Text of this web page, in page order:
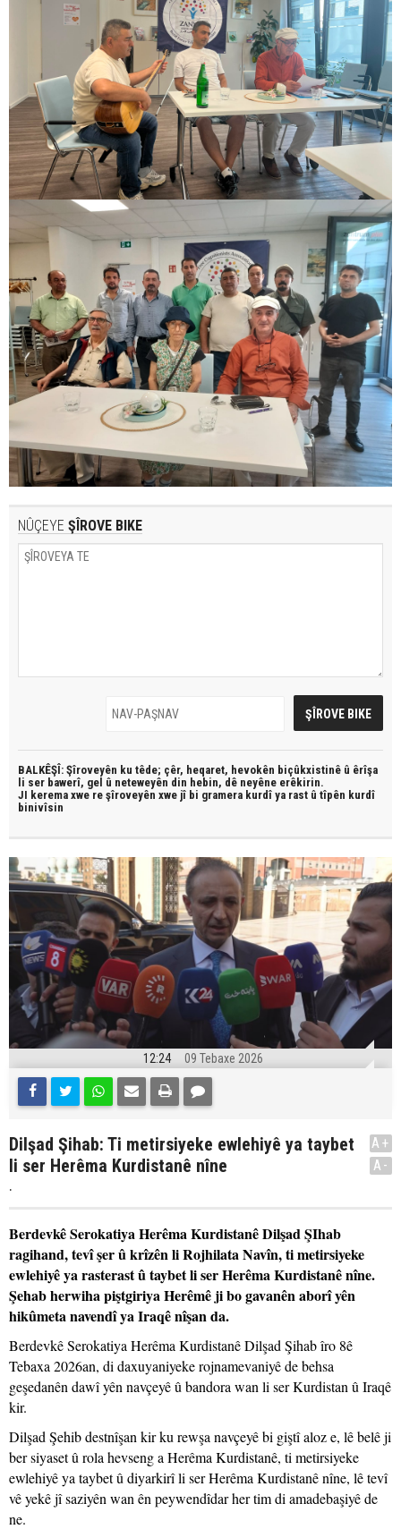
NÛÇEYE ŞÎROVE BIKE
BALKÊŞÎ: Şîroveyên ku têde; çêr, heqaret, hevokên biçûkxistinê û êrîşa
li ser bawerî, gel û neteweyên din hebin, dê neyêne erêkirin.
JI kerema xwe re şîroveyên xwe jî bi gramera kurdî ya rast û tîpên kurdî
binivîsin
12:24 09 Tebaxe 2026
Dilşad Şihab: Ti metirsiyeke ewlehiyê ya taybet
li ser Herêma Kurdistanê nîne
.
A+
A-
Berdevkê Serokatiya Herêma Kurdistanê Dilşad ŞIhab
ragihand, tevî şer û krîzên li Rojhilata Navîn, ti metirsiyeke
ewlehiyê ya rasterast û taybet li ser Herêma Kurdistanê nîne.
Şehab herwiha piştgiriya Herêmê ji bo gavanên aborî yên
hikûmeta navendî ya Iraqê nîşan da.
Berdevkê Serokatiya Herêma Kurdistanê Dilşad Şihab îro 8ê
Tebaxa 2026an, di daxuyaniyeke rojnamevaniyê de behsa
geşedanên dawî yên navçeyê û bandora wan li ser Kurdistan û Iraqê
kir.
Dilşad Şehib destnîşan kir ku rewşa navçeyê bi giştî aloz e, lê belê ji
ber siyaset û rola hevseng a Herêma Kurdistanê, ti metirsiyeke
ewlehiyê ya taybet û diyarkirî li ser Herêma Kurdistanê nîne, lê tevî
vê yekê jî saziyên wan ên peywendîdar her tim di amadebaşiyê de
ne.